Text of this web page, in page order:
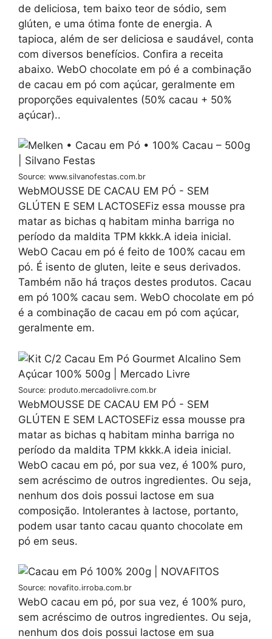
de deliciosa, tem baixo teor de sódio, sem
glúten, e uma ótima fonte de energia. A
tapioca, além de ser deliciosa e saudável, conta
com diversos benefícios. Confira a receita
abaixo. WebO chocolate em pó é a combinação
de cacau em pó com açúcar, geralmente em
proporções equivalentes (50% cacau + 50%
açúcar)..
Source: www.silvanofestas.com.br
WebMOUSSE DE CACAU EM PÓ - SEM
GLÚTEN E SEM LACTOSEFiz essa mousse pra
matar as bichas q habitam minha barriga no
período da maldita TPM kkkk.A ideia inicial.
WebO Cacau em pó é feito de 100% cacau em
pó. É isento de gluten, leite e seus derivados.
Também não há traços destes produtos. Cacau
em pó 100% cacau sem. WebO chocolate em pó
é a combinação de cacau em pó com açúcar,
geralmente em.
Source: produto.mercadolivre.com.br
WebMOUSSE DE CACAU EM PÓ - SEM
GLÚTEN E SEM LACTOSEFiz essa mousse pra
matar as bichas q habitam minha barriga no
período da maldita TPM kkkk.A ideia inicial.
WebO cacau em pó, por sua vez, é 100% puro,
sem acréscimo de outros ingredientes. Ou seja,
nenhum dos dois possui lactose em sua
composição. Intolerantes à lactose, portanto,
podem usar tanto cacau quanto chocolate em
pó em seus.
Source: novafito.irroba.com.br
WebO cacau em pó, por sua vez, é 100% puro,
sem acréscimo de outros ingredientes. Ou seja,
nenhum dos dois possui lactose em sua